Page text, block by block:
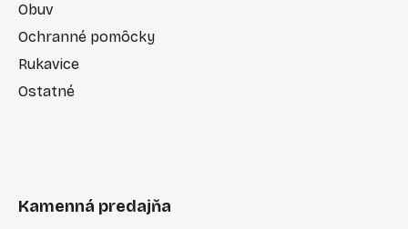
Obuv
Ochranné pomôcky
Rukavice
Ostatné
Kamenná predajňa